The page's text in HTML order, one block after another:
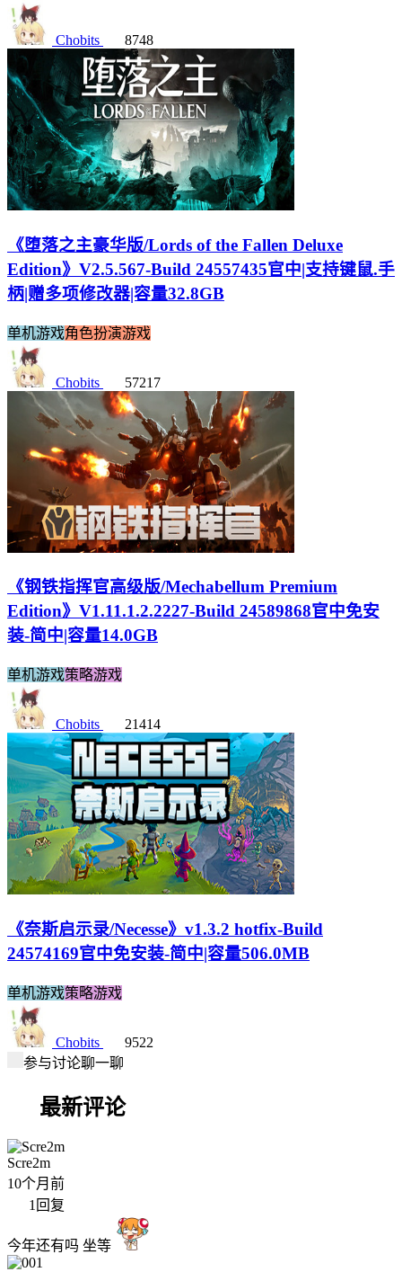
Chobits 8748
《堕落之主豪华版/Lords of the Fallen Deluxe
Edition》V2.5.567-Build 24557435官中|支持键鼠.手
柄|赠多项修改器|容量32.8GB
单机游戏角色扮演游戏
Chobits 57217
《钢铁指挥官高级版/Mechabellum Premium
Edition》V1.11.1.2.2227-Build 24589868官中免安
装-简中|容量14.0GB
单机游戏策略游戏
Chobits 21414
《奈斯启示录/Necesse》v1.3.2 hotfix-Build
24574169官中免安装-简中|容量506.0MB
单机游戏策略游戏
Chobits
9522
参与讨论聊一聊
最新评论
Scre2m
10个月前
1 回复
今年还有吗 坐等